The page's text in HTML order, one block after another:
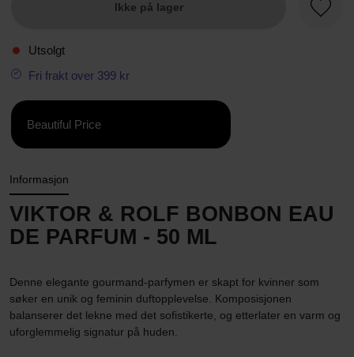
Ikke på lager
Utsolgt
Fri frakt over 399 kr
Beautiful Price
Informasjon
VIKTOR & ROLF BONBON EAU
DE PARFUM - 50 ML
Denne elegante gourmand-parfymen er skapt for kvinner som
søker en unik og feminin duftopplevelse. Komposisjonen
balanserer det lekne med det sofistikerte, og etterlater en varm og
uforglemmelig signatur på huden.